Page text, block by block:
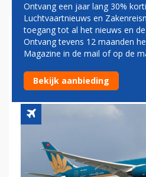
VIETNAM
2023 WEER
ZIJN
Ontvang een jaar lang 30%
Luchtvaartnieuws en
toegang tot al het nieuws en
Ontvang tevens 12 maanden
Magazine in de mail of op de
Bekijk aanbieding